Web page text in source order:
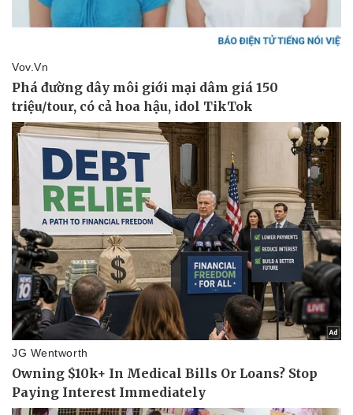
Kinh tế
Bất động sản
Khởi nghiệp
Thị trường
Giá vàng
Tiêu dùng
Tỷ giá
Chứng khoán
Giá cà phê